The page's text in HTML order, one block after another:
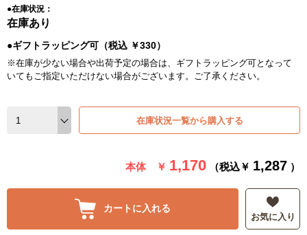
●在庫状況：
在庫あり
●ギフトラッピング可（税込 ￥330）
※在庫が少ない場合や出荷予定の場合は、ギフトラッピング可となって
いてもご指定いただけない場合がございます。ご了承ください。
在庫状況一覧から購入する
本体 ￥ 1,170 （税込￥ 1,287 ）
カートに入れる
お気に入り